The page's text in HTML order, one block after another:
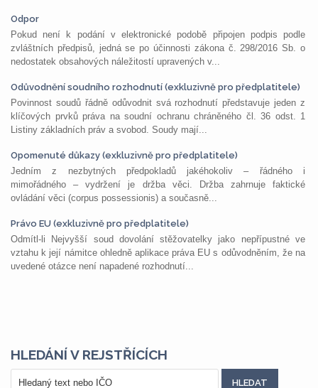
Odpor
Pokud není k podání v elektronické podobě připojen podpis podle
zvláštních předpisů, jedná se po účinnosti zákona č. 298/2016 Sb. o
nedostatek obsahových náležitostí upravených v...
Odůvodnění soudního rozhodnutí (exkluzivně pro předplatitele)
Povinnost soudů řádně odůvodnit svá rozhodnutí představuje jeden z
klíčových prvků práva na soudní ochranu chráněného čl. 36 odst. 1
Listiny základních práv a svobod. Soudy mají...
Opomenuté důkazy (exkluzivně pro předplatitele)
Jedním z nezbytných předpokladů jakéhokoliv – řádného i
mimořádného – vydržení je držba věci. Držba zahrnuje faktické
ovládání věci (corpus possessionis) a současně...
Právo EU (exkluzivně pro předplatitele)
Odmítl-li Nejvyšší soud dovolání stěžovatelky jako nepřípustné ve
vztahu k její námitce ohledně aplikace práva EU s odůvodněním, že na
uvedené otázce není napadené rozhodnutí...
HLEDÁNÍ V REJSTŘÍCÍCH